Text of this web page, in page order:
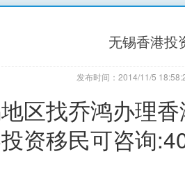
无锡香港投
发布时间：2014/11/5
区找乔鸿办理
资移民可咨询